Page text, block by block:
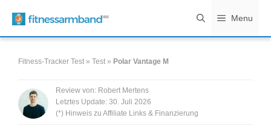
Inhalt
springen
Menu
Fitness-Tracker Test » Test » Polar Vantage M
Review von: Robert Mertens
Letztes Update: 30. Juli 2026
(*) Hinweis zu Affiliate Links & Finanzierung